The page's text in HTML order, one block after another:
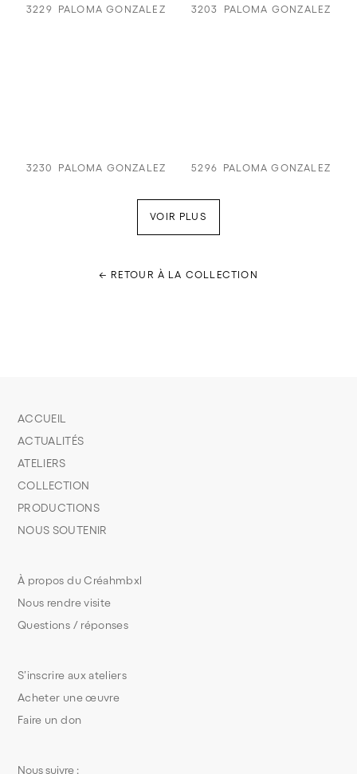
3229 PALOMA GONZALEZ 3203 PALOMA GONZALEZ
3230 PALOMA GONZALEZ 5296 PALOMA GONZALEZ
VOIR PLUS
← RETOUR À LA COLLECTION
S’inscrire aux ateliers
Acheter une œuvre
Faire un don
À propos du Créahmbxl
Nous rendre visite
Questions / réponses
ACCUEIL
ACTUALITÉS
ATELIERS
COLLECTION
PRODUCTIONS
NOUS SOUTENIR
Nous suivre :